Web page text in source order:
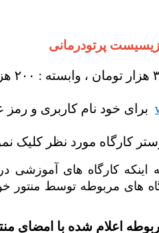
پرتودرمانی
برای خود نام کاربری و رمز
کارگاه مورد نظر کلیک
اینکه کارگاه های
های مربوطه توسط منتور
اعلام شده با امضای